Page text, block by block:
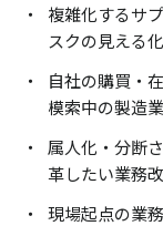
複雑化するサ
スクの見える
自社の購買・
模索中の製造
属人化・分断
革したい業務
現場起点の業